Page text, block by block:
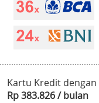
Kartu Kredit dengan
Rp 383.826 / bulan